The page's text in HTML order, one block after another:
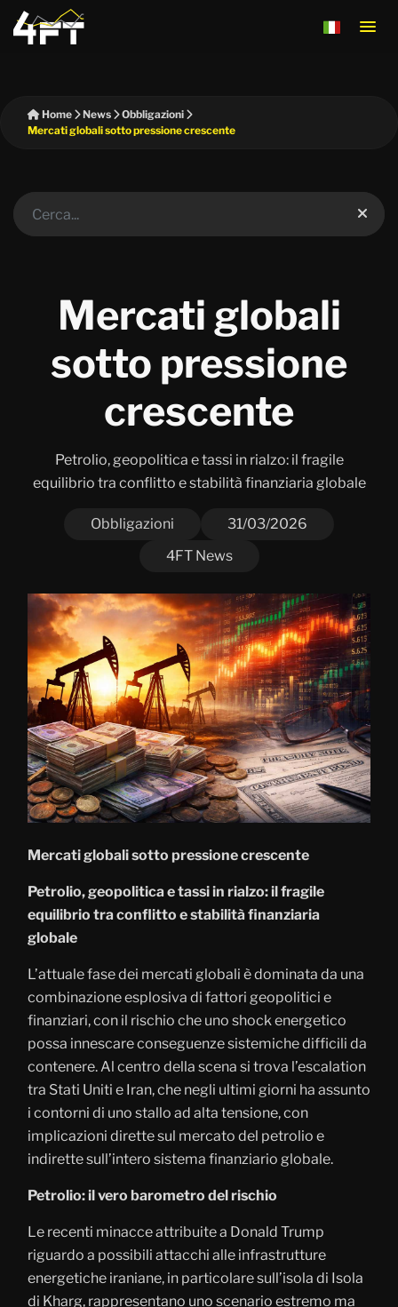
Home News
Obbligazioni
Mercati globali sotto pressione crescente
Mercati globali
sotto pressione
crescente
Petrolio, geopolitica e tassi in rialzo: il fragile
equilibrio tra conflitto e stabilità finanziaria globale
Obbligazioni
31/03/2026
4FT News
Mercati globali sotto pressione crescente
Petrolio, geopolitica e tassi in rialzo: il fragile
equilibrio tra conflitto e stabilità finanziaria
globale
L’attuale fase dei mercati globali è dominata da una
combinazione esplosiva di fattori geopolitici e
finanziari, con il rischio che uno shock energetico
possa innescare conseguenze sistemiche difficili da
contenere. Al centro della scena si trova l’escalation
tra Stati Uniti e Iran, che negli ultimi giorni ha assunto
i contorni di uno stallo ad alta tensione, con
implicazioni dirette sul mercato del petrolio e
indirette sull’intero sistema finanziario globale.
Petrolio: il vero barometro del rischio
Le recenti minacce attribuite a Donald Trump
riguardo a possibili attacchi alle infrastrutture
energetiche iraniane, in particolare sull’isola di Isola
di Kharg, rappresentano uno scenario estremo ma